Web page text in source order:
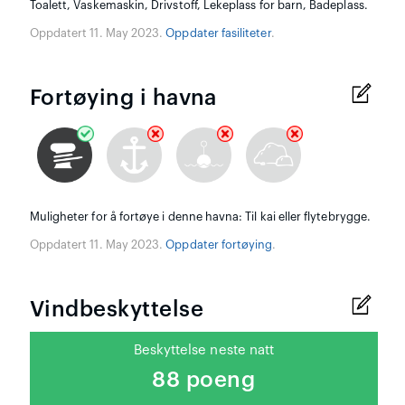
Toalett, Vaskemaskin, Drivstoff, Lekeplass for barn, Badeplass.
Oppdatert 11. May 2023.Oppdater fasiliteter.
Fortøying i havna
Muligheter for å fortøye i denne havna: Til kai eller flytebrygge.
Oppdatert 11. May 2023.Oppdater fortøying.
Vindbeskyttelse
Beskyttelse neste natt
88 poeng